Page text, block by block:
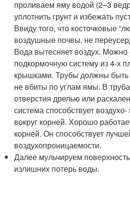
проливаем яму водой (2–3
уплотнить грунт и избежать
Ввиду того, что косточковые
воздушные почвы, не
Вода вытесняет воздух. Можно
подкормочную систему из 4-х
крышками. Трубы должны быть
не вбиты по углам ямы. В
отверстия дрелью или
система способствует
вокруг корней. Хорошо
корней. Он способствует
воздухопроницаемости.
Далее мульчируем
излишних потерь воды.